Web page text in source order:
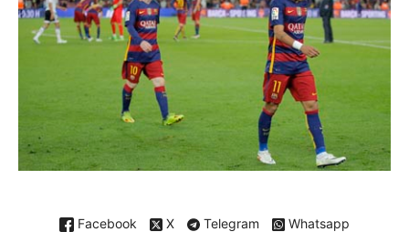
Facebook X Telegram Whatsapp